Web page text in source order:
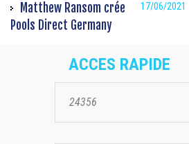
17/06/2021
Matthew Ransom crée
Pools Direct Germany
ACCES RAPIDE